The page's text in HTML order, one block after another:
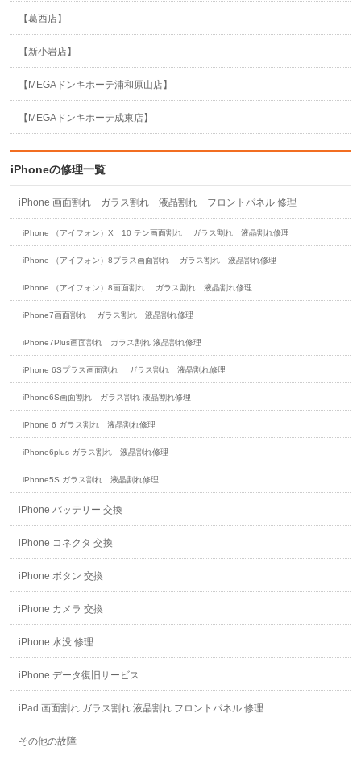
【葛西店】
【新小岩店】
【MEGAドンキホーテ浦和原山店】
【MEGAドンキホーテ成東店】
iPhoneの修理一覧
iPhone 画面割れ ガラス割れ 液晶割れ フロントパネル 修理
iPhone （アイフォン）X 10 テン画面割れ ガラス割れ 液晶割れ修理
iPhone （アイフォン）8プラス画面割れ ガラス割れ 液晶割れ修理
iPhone （アイフォン）8画面割れ ガラス割れ 液晶割れ修理
iPhone7画面割れ ガラス割れ 液晶割れ修理
iPhone7Plus画面割れ ガラス割れ 液晶割れ修理
iPhone 6Sプラス画面割れ ガラス割れ 液晶割れ修理
iPhone6S画面割れ ガラス割れ 液晶割れ修理
iPhone 6 ガラス割れ 液晶割れ修理
iPhone6plus ガラス割れ 液晶割れ修理
iPhone5S ガラス割れ 液晶割れ修理
iPhone バッテリー 交換
iPhone コネクタ 交換
iPhone ボタン 交換
iPhone カメラ 交換
iPhone 水没 修理
iPhone データ復旧サービス
iPad 画面割れ ガラス割れ 液晶割れ フロントパネル 修理
その他の故障